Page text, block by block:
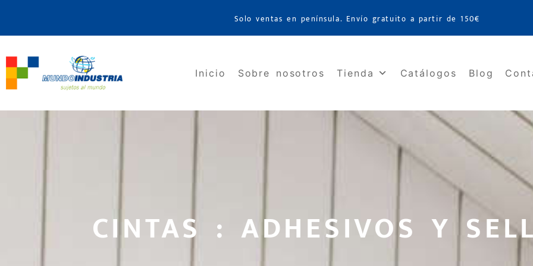
Solo ventas en península. Envío gratuito a partir de 150€
Inicio Sobre nosotros Tienda Catálogos Blog
CINTAS : ADHESIVOS Y